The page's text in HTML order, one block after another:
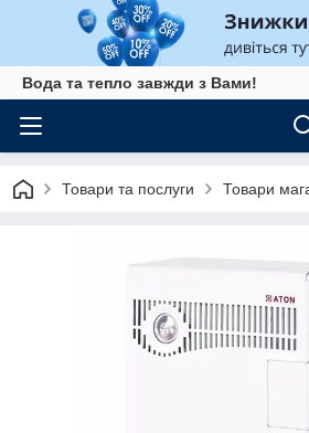
Вода та тепло завжди з Вами!
Товари та послуги Товари